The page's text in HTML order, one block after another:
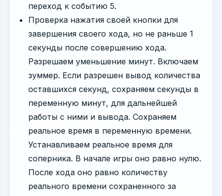
переход к событию 5.
Проверка нажатия своей кнопки для
завершения своего хода, но не раньше 1
секунды после совершению хода.
Разрешаем уменьшение минут. Включаем
зуммер. Если разрешен вывод количества
оставшихся секунд, сохраняем секунды в
переменную минут, для дальнейшей
работы с ними и вывода. Сохраняем
реальное время в переменную времени.
Устанавливаем реальное время для
соперника. В начале игры оно равно нулю.
После хода оно равно количеству
реального времени сохраненного за